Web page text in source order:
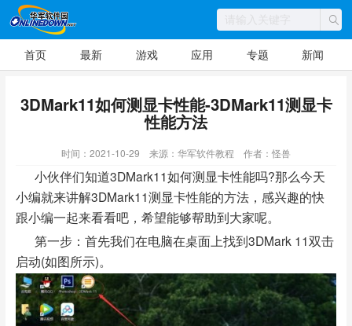
首页 最新 游戏 应用 专题 新闻
3DMark11如何测显卡性能-3DMark11测显卡
性能方法
时间：2021-10-29 来源：华军软件教程 作者：怪兽
小伙伴们知道3DMark11如何测显卡性能吗?那么今天
小编就来讲解3DMark11测显卡性能的方法，感兴趣的快
跟小编一起来看看吧，希望能够帮助到大家呢。
第一步：首先我们在电脑在桌面上找到3DMark 11双击
启动(如图所示)。